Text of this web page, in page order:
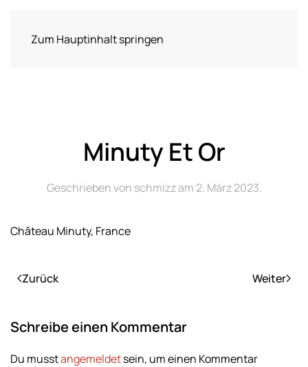
Zum Hauptinhalt springen
Minuty Et Or
Geschrieben von schmizzam 2. März 2023.
Château Minuty, France
Zurück Weiter
Schreibe einen Kommentar
Du musstangemeldetsein, um einen Kommentar